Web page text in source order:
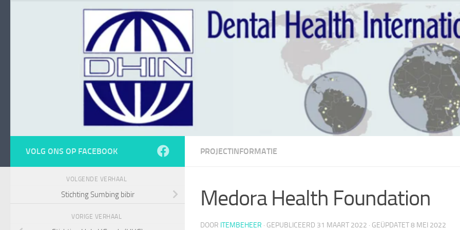
PROJECTINFORMATIE
Medora Health Foundation
DOOR ITEMBEHEER · GEPUBLICEERD 31 MAART 2022 · GEÜPDATET8 MEI 2022
VOLG ONS OP FACEBOOK
VOLGENDE VERHAAL
Stichting Sumbing bibir
VORIGE VERHAAL